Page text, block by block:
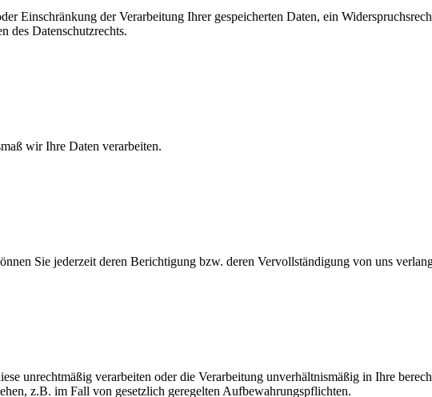
Einschränkung der Verarbeitung Ihrer gespeicherten Daten, ein
des Datenschutzrechts.
wir Ihre Daten verarbeiten.
Sie jederzeit deren Berichtigung bzw. deren Vervollständigung von uns
unrechtmäßig verarbeiten oder die Verarbeitung unverhältnismäßig in Ihre
z.B. im Fall von gesetzlich geregelten Aufbewahrungspflichten.